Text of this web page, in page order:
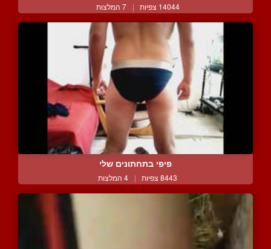
14044 צפיות | 7 המלצות
פיפי בתחתונים שלי
8443 צפיות | 4 המלצות